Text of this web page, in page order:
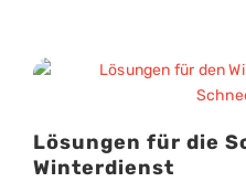
Lösungen für die
Winterdienst